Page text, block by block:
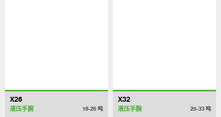
X26
液压手腕 18-26 吨
X32
液压手腕 25-33 吨